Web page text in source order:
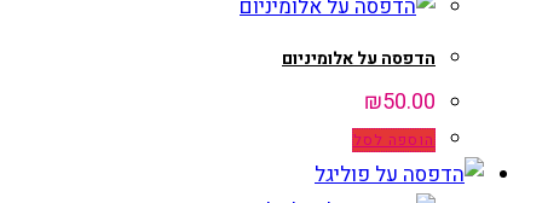
הדפסה על אלומיניום
₪50.00
הוספה לסל